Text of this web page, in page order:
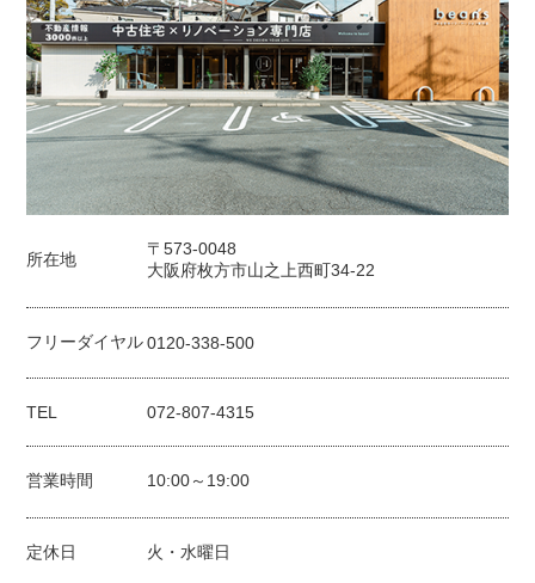
所在地
〒573-0048
大阪府枚方市山之上西町34-22
フリーダイヤル 0120-338-500
TEL 072-807-4315
営業時間 10:00～19:00
定休日 火・水曜日